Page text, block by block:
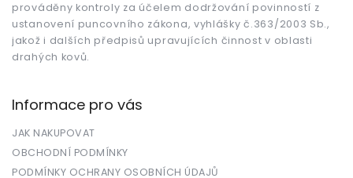
prováděny kontroly za účelem dodržování povinností z
ustanovení puncovního zákona, vyhlášky č.363/2003 Sb.,
jakož i dalších předpisů upravujících činnost v oblasti
drahých kovů.
Informace pro vás
JAK NAKUPOVAT
OBCHODNÍ PODMÍNKY
PODMÍNKY OCHRANY OSOBNÍCH ÚDAJŮ